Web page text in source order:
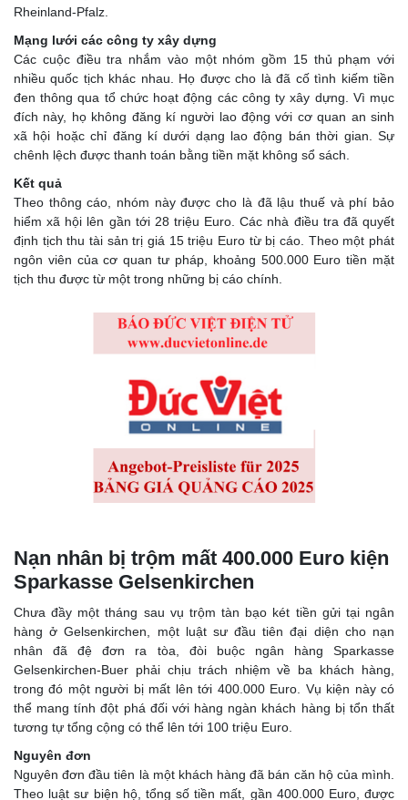
Rheinland-Pfalz.
Mạng lưới các công ty xây dựng
Các cuộc điều tra nhắm vào một nhóm gồm 15 thủ phạm với
nhiều quốc tịch khác nhau. Họ được cho là đã cố tình kiếm tiền
đen thông qua tổ chức hoạt động các công ty xây dựng. Vì mục
đích này, họ không đăng kí người lao động với cơ quan an sinh
xã hội hoặc chỉ đăng kí dưới dạng lao động bán thời gian. Sự
chênh lệch được thanh toán bằng tiền mặt không sổ sách.
Kết quả
Theo thông cáo, nhóm này được cho là đã lậu thuế và phí bảo
hiểm xã hội lên gần tới 28 triệu Euro. Các nhà điều tra đã quyết
định tịch thu tài sản trị giá 15 triệu Euro từ bị cáo. Theo một phát
ngôn viên của cơ quan tư pháp, khoảng 500.000 Euro tiền mặt
tịch thu được từ một trong những bị cáo chính.
Nạn nhân bị trộm mất 400.000 Euro kiện
Sparkasse Gelsenkirchen
Chưa đầy một tháng sau vụ trộm tàn bạo két tiền gửi tại ngân
hàng ở Gelsenkirchen, một luật sư đầu tiên đại diện cho nạn
nhân đã đệ đơn ra tòa, đòi buộc ngân hàng Sparkasse
Gelsenkirchen-Buer phải chịu trách nhiệm về ba khách hàng,
trong đó một người bị mất lên tới 400.000 Euro. Vụ kiện này có
thể mang tính đột phá đối với hàng ngàn khách hàng bị tổn thất
tương tự tổng cộng có thể lên tới 100 triệu Euro.
Nguyên đơn
Nguyên đơn đầu tiên là một khách hàng đã bán căn hộ của mình.
Theo luật sư biện hộ, tổng số tiền mất, gần 400.000 Euro, được